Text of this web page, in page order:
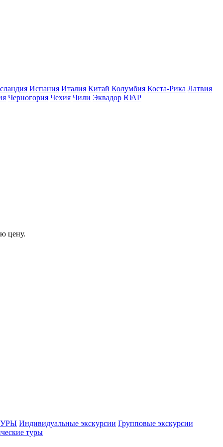
Испания Италия Китай Колумбия Коста-Рика Латвия
Черногория Чехия Чили Эквадор ЮАР
цену.
Индивидуальные экскурсии Групповые экскурсии
туры